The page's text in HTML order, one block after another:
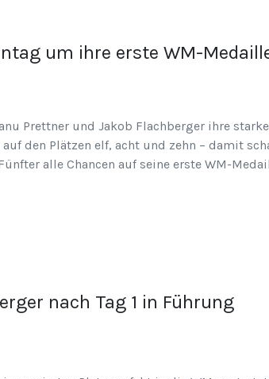
um ihre erste WM-
Prettner und Jakob Flachberger ihre
den Plätzen elf, acht und zehn – damit
alle Chancen auf seine erste WM-
nach Tag 1 in Führung